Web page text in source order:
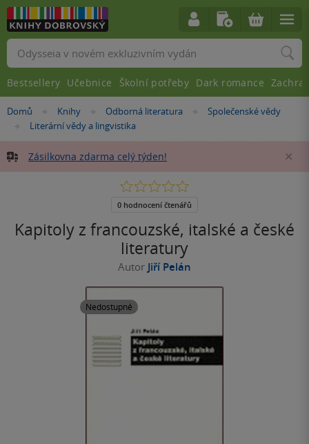
Nacházíte
Domů »Knihy »Odborná literatura »
Společenské vědy
»
Literární vědy a lingvistika
Zásilkovna zdarma celý týden!
Kapitoly z francouzské, italské a české
literatury
Autor Jiří Pelán
Nedostupné
0.0
5
0 hodnocení čtenářů
Vyhledávání
Bestsellery Učebnice Školní potřeby Dark romance